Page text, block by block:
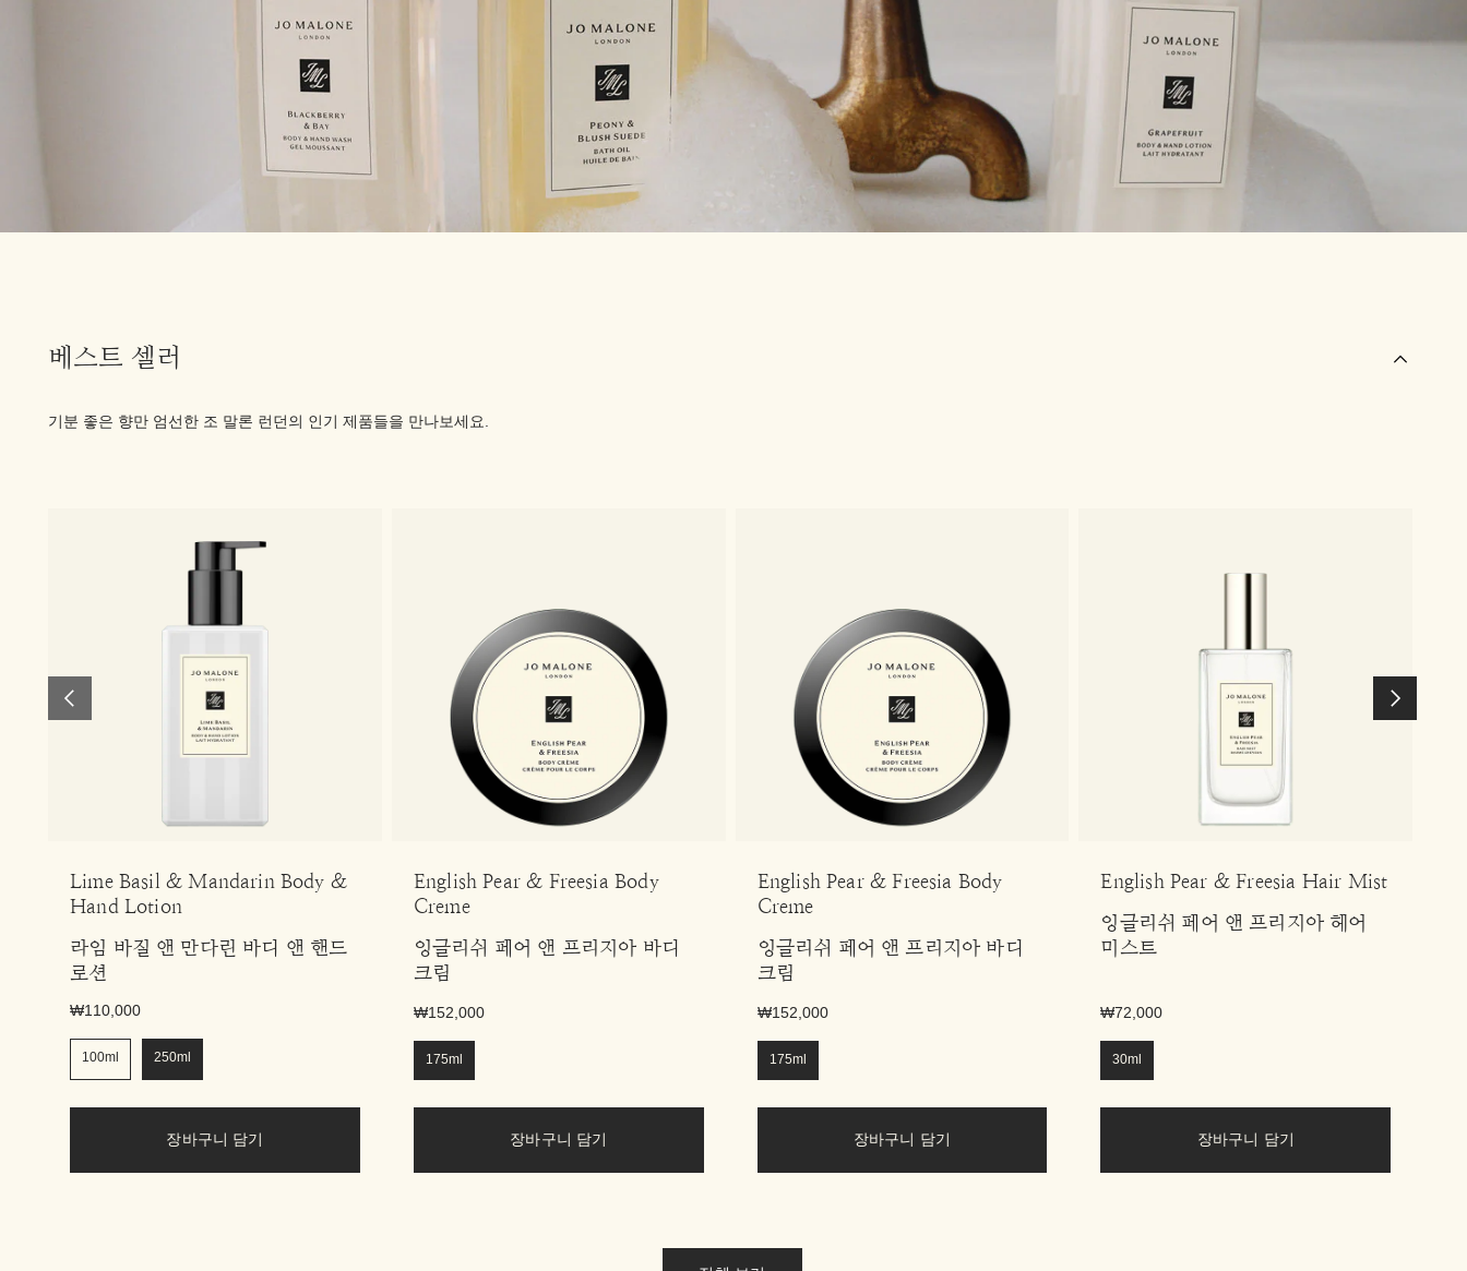
베스트 셀러
기분 좋은 향만 엄선한 조 말론 런던의 인기 제품들을 만나보세요.
Lime Basil & Mandarin Body &
Hand Lotion
라임 바질 앤 만다린 바디 앤 핸드
로션
₩110,000
100ml 250ml
장바구니 담기
English Pear & Freesia Body
Creme
잉글리쉬 페어 앤 프리지아 바디
크림
₩152,000
175ml
장바구니 담기
English Pear & Freesia Body
Creme
잉글리쉬 페어 앤 프리지아 바디
크림
₩152,000
175ml
장바구니 담기
English Pear & Freesia Hair Mist
잉글리쉬 페어 앤 프리지아 헤어
미스트
₩72,000
30ml
장바구니 담기